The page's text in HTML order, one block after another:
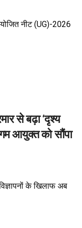
नीट (UG)-2026
से बढ़ा ‘दृश्य
आयुक्त को सौंपा
के खिलाफ अब